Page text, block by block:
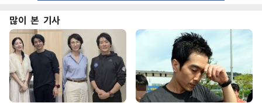
많이 본 기사